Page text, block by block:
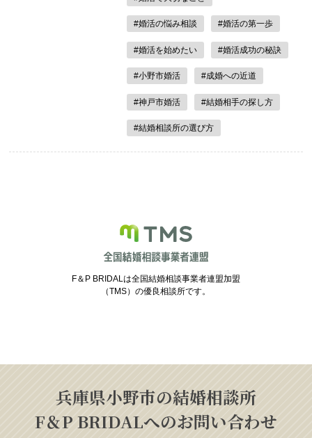
#婚活の悩み相談 #婚活の第一歩
#婚活を始めたい #婚活成功の秘訣
#小野市婚活 #成婚への近道
#神戸市婚活 #結婚相手の探し方
#結婚相談所の選び方
F＆P BRIDALは全国結婚相談事業者連盟加盟
（TMS）の優良相談所です。
兵庫県小野市の結婚相談所
F＆P BRIDALへのお問い合わせ